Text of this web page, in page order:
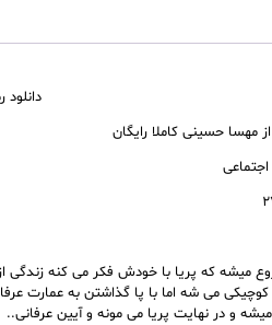
از مهسا حسینی کاملا رایگان
اجتماعی
میشه که پریا با خودش فکر می کنه زندگی
کوچیکی می شه اما با پا گذاشتن به
و در نهایت پریا می مونه و آیین عرفانی..